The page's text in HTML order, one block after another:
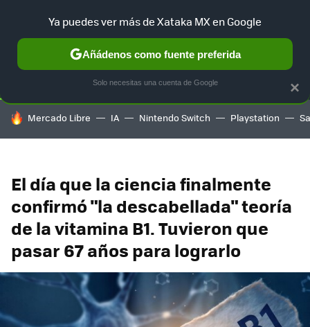
SELECCIÓN GAMING HOME AUTO TERRITORIO
HOY SE HABLA DE
Mercado Libre IA Nintendo Switch Playstation
El día que la ciencia finalmente
confirmó "la descabellada" teoría
de la vitamina B1. Tuvieron que
pasar 67 años para lograrlo
×
Ya puedes ver más de Xataka MX en Google
Añádenos como fuente preferida
Solo necesitas una cuenta de Google